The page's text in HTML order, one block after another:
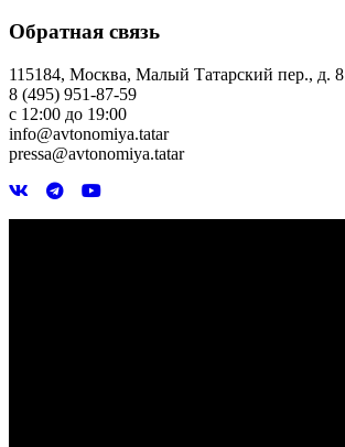
Обратная связь
115184, Москва, Малый Татарский пер., д. 8
8 (495) 951-87-59
с 12:00 до 19:00
info@avtonomiya.tatar
pressa@avtonomiya.tatar